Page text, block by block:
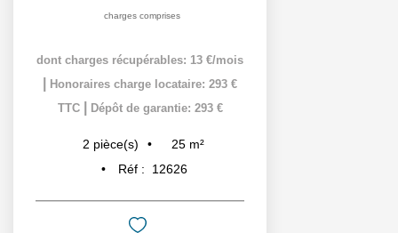
charges comprises
dont charges récupérables: 13 €/mois
Honoraires charge locataire: 293 €
TTC
Dépôt de garantie: 293 €
2 pièce(s) 25 m²
Réf :
12626